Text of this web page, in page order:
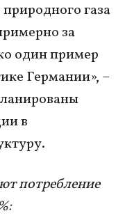
газа
за
один пример
Германии», –
в
потребление